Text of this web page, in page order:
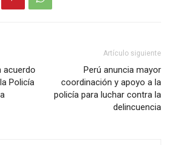
acuerdo
Policía
Artículo siguiente
Perú anuncia mayor
coordinación y apoyo a la
policía para luchar contra la
delincuencia